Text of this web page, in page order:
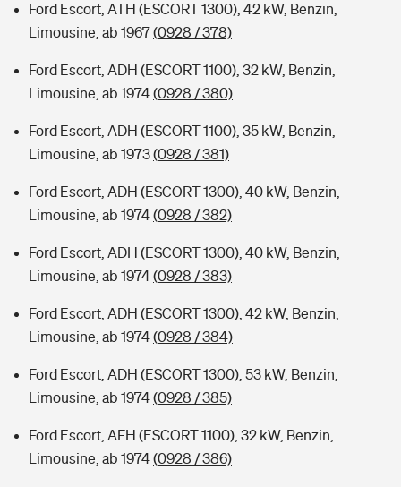
Ford Escort, ATH (ESCORT 1300), 42 kW, Benzin,
Limousine, ab 1967(0928 / 378)
Ford Escort, ADH (ESCORT 1100), 32 kW, Benzin,
Limousine, ab 1974(0928 / 380)
Ford Escort, ADH (ESCORT 1100), 35 kW, Benzin,
Limousine, ab 1973(0928 / 381)
Ford Escort, ADH (ESCORT 1300), 40 kW, Benzin,
Limousine, ab 1974(0928 / 382)
Ford Escort, ADH (ESCORT 1300), 40 kW, Benzin,
Limousine, ab 1974(0928 / 383)
Ford Escort, ADH (ESCORT 1300), 42 kW, Benzin,
Limousine, ab 1974(0928 / 384)
Ford Escort, ADH (ESCORT 1300), 53 kW, Benzin,
Limousine, ab 1974(0928 / 385)
Ford Escort, AFH (ESCORT 1100), 32 kW, Benzin,
Limousine, ab 1974(0928 / 386)